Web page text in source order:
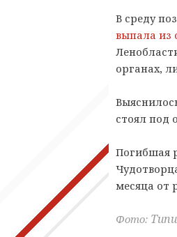
В среду
выпала из
органах,
стоял под
Погибшая
месяца от
Фото: